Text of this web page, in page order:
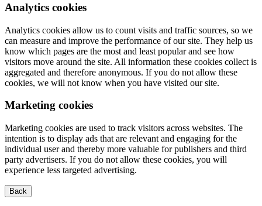
Analytics cookies
Analytics cookies allow us to count visits and traffic sources, so we
can measure and improve the performance of our site. They help us
know which pages are the most and least popular and see how
visitors move around the site. All information these cookies collect is
aggregated and therefore anonymous. If you do not allow these
cookies, we will not know when you have visited our site.
Marketing cookies
Marketing cookies are used to track visitors across websites. The
intention is to display ads that are relevant and engaging for the
individual user and thereby more valuable for publishers and third
party advertisers. If you do not allow these cookies, you will
experience less targeted advertising.
Back